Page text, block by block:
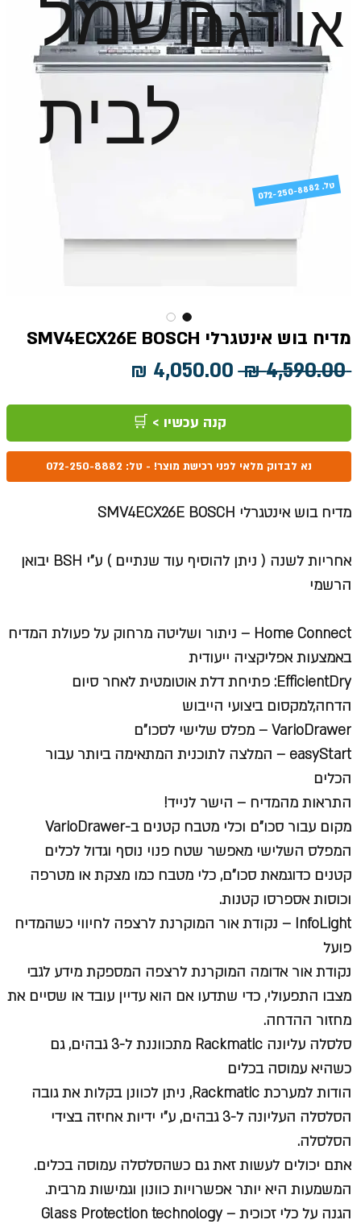
או דגם
לבית
מדיח בוש אינטגרלי SMV4ECX26E BOSCH
‏4,590.00 ‏₪
מחיר
רגיל
מבצע
קנה עכשיו > 🛒
נא לבדוק מלאי לפני רכישת מוצר! - טל: 072-250-8882
מדיח בוש אינטגרלי SMV4ECX26E BOSCH
אחריות לשנה ( ניתן להוסיף עוד שנתיים ) ע"י BSH יבואן
הרשמי
Home Connect – ניתור ושליטה מרחוק על פעולת המדיח
באמצעות אפליקציה ייעודית
EfficientDry: פתיחת דלת אוטומטית לאחר סיום
הדחה,למקסום ביצועי הייבוש
VarioDrawer – מפלס שלישי לסכו"ם
easyStart – המלצה לתוכנית המתאימה ביותר עבור
הכלים
התראות מהמדיח – הישר לנייד!
מקום עבור סכו"ם וכלי מטבח קטנים ב-VarioDrawer
המפלס השלישי מאפשר שטח פנוי נוסף וגדול לכלים
קטנים כדוגמאת סכו"ם, כלי מטבח כמו מצקת או מטרפה
וכוסות אספרסו קטנות.
InfoLight – נקודת אור המוקרנת לרצפה לחיווי כשהמדיח
פועל
נקודת אור אדומה המוקרנת לרצפה המספקת מידע לגבי
מצבו התפעולי, כדי שתדעו אם הוא עדיין עובד או שסיים את
מחזור ההדחה.
סלסלה עליונה Rackmatic מתכווננת ל-3 גבהים, גם
כשהיא עמוסה בכלים
הודות למערכת Rackmatic, ניתן לכוונן בקלות את גובה
הסלסלה העליונה ל-3 גבהים, ע"י ידיות אחיזה בצידי
הסלסלה.
אתם יכולים לעשות זאת גם כשהסלסלה עמוסה בכלים.
המשמעות היא יותר אפשרויות כוונון וגמישות מרבית.
הגנה על כלי זכוכית – Glass Protection technology
072-250-8882 .טל